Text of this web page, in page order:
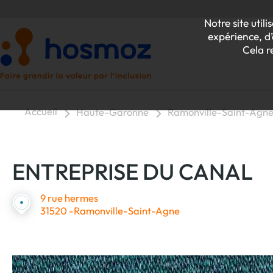
Notre site
expérience,
Cela
Accueil Haute-Garonne Ramonville-Saint-Agne
ENTREPRISE DU CANAL
9 rue hermes
31520 -Ramonville-Saint-Agne